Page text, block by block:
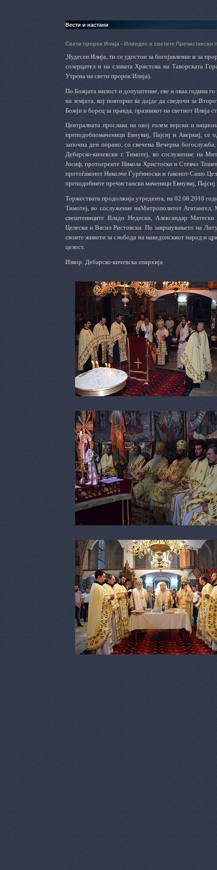
Вести и настани
Свети пророк Илија - Илинден и светите
„Чудесен Илија, ти се удостои за богојавление и за
созерцател и на славата Христова на Таворската
Утрена на свети пророк Илија).
По Божјата милост и допуштение, еве и оваа година го
на земјата, кој повторно ќе дојде да сведочи за
Божји и борец за правда, празникот на светиот Илија
Централната прослава на овој голем верски и
преподобномаченици Евнувиј, Пајсиј и Аверкиј,
започна ден порано, со свечена Вечерна
Дебарско-кичевски г. Тимотеј, во сослужение на
Јосиф, протоереите Никола Христоски и Стевчо
протоѓаконот Николче Ѓурѓиноски и ѓаконот Сашо
преподобните пречистански маченици Евнувиј, Пајсиј
Торжествата продолжија утредента, на 02.08.2016
Тимотеј, во сослужение наМитрополитот
свештениците Владо Недески, Александар
Целески и Васил Ристовски. По завршувањето на
своите животи за слобода на македонскиот народ и
целост.
Извор: Дебарско-кичевска епархија